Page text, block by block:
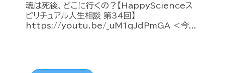
魂は死後、どこに行くの？【HappyScienceス
ピリチュアル人生相談 第34回】
https://youtu.be/_uM1qJdPmGA ＜今...